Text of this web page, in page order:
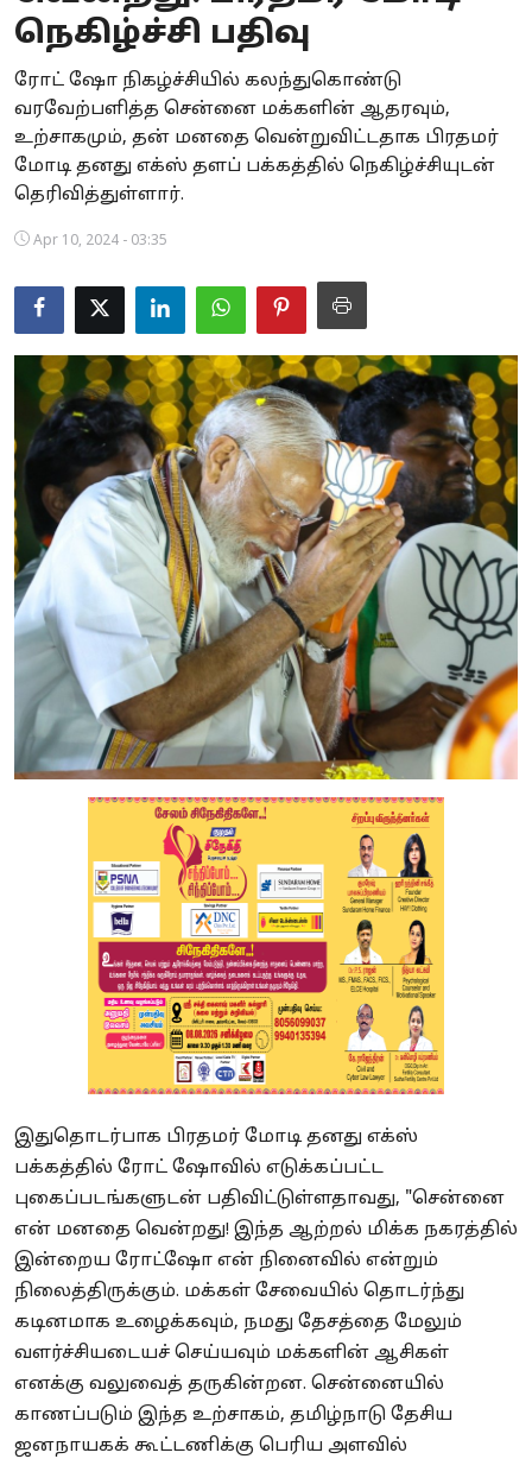
Business
Crime
Tamilnadu
National
World
Astrology
Spirituality
Weather
Politics
நெகிழ்ச்சி பதிவு
ரோட் ஷோ நிகழ்ச்சியில் கலந்துகொண்டு
வரவேற்பளித்த சென்னை மக்களின் ஆதரவும்,
உற்சாகமும், தன் மனதை வென்றுவிட்டதாக பிரதமர்
மோடி தனது எக்ஸ் தளப் பக்கத்தில் நெகிழ்ச்சியுடன்
தெரிவித்துள்ளார்.
Apr 10, 2024 - 03:35
இதுதொடர்பாக பிரதமர் மோடி தனது எக்ஸ்
பக்கத்தில் ரோட் ஷோவில் எடுக்கப்பட்ட
புகைப்படங்களுடன் பதிவிட்டுள்ளதாவது, "சென்னை
என் மனதை வென்றது! இந்த ஆற்றல் மிக்க நகரத்தில்
இன்றைய ரோட்ஷோ என் நினைவில் என்றும்
நிலைத்திருக்கும். மக்கள் சேவையில் தொடர்ந்து
கடினமாக உழைக்கவும், நமது தேசத்தை மேலும்
வளர்ச்சியடையச் செய்யவும் மக்களின் ஆசிகள்
எனக்கு வலுவைத் தருகின்றன. சென்னையில்
காணப்படும் இந்த உற்சாகம், தமிழ்நாடு தேசிய
ஜனநாயகக் கூட்டணிக்கு பெரிய அளவில்